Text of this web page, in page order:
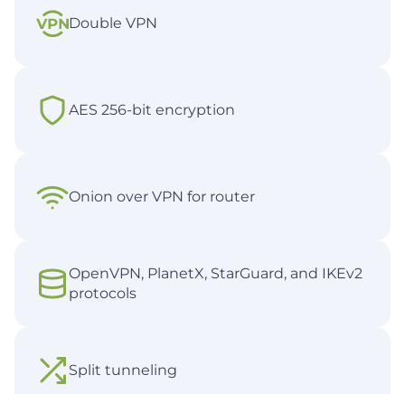
Double VPN
AES 256-bit encryption
Onion over VPN for router
OpenVPN, PlanetX, StarGuard, and IKEv2
protocols
Split tunneling